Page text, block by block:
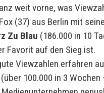
weit vorne, was
(37) aus Berlin mit
Zu Blau (186.000 in 10
Favorit auf den Sieg ist.
Viewzahlen erfahren
(über 100.000 in 3 Wochen